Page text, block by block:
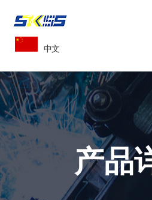
中文
产品